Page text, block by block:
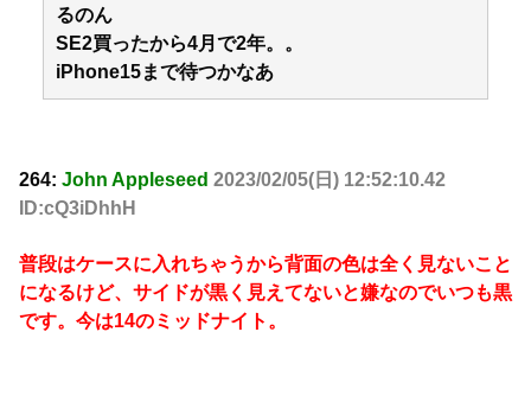
るのん
SE2買ったから4月で2年。。
iPhone15まで待つかなあ
264: John Appleseed 2023/02/05(日) 12:52:10.42
ID:cQ3iDhhH
普段はケースに入れちゃうから背面の色は全く見ないこと
になるけど、サイドが黒く見えてないと嫌なのでいつも黒
です。今は14のミッドナイト。